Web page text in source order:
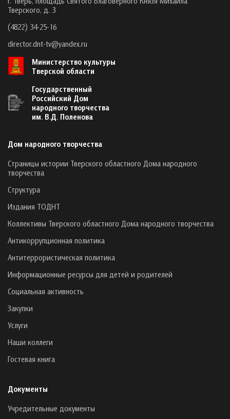
Тверского, д. 3
(4822) 34-25-16
director.dnt-tv@yandex.ru
Министерство культуры
Тверской области
Государственный
Российский Дом
народного творчества
им. В.Д. Поленова
Дом народного творчества
Страницы истории Тверского областного Дома народного
творчества
Структура
Издания ТОДНТ
Коллективы Тверского областного Дома народного творчества
Антикоррупционная политика
Антитеррористическая политика
Информационные ресурсы для детей и родителей
Социальная активность
Закупки
Услуги
Наши коллеги
Гостевая книга
Документы
Учредительные документы